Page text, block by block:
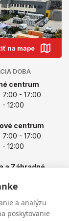
a analýzu
poskytovanie
na mape
DOBA
centrum
7:00 - 17:00
12:00
centrum
7:00 - 17:00
12:00
a Záhradné
- 17:00
12:00